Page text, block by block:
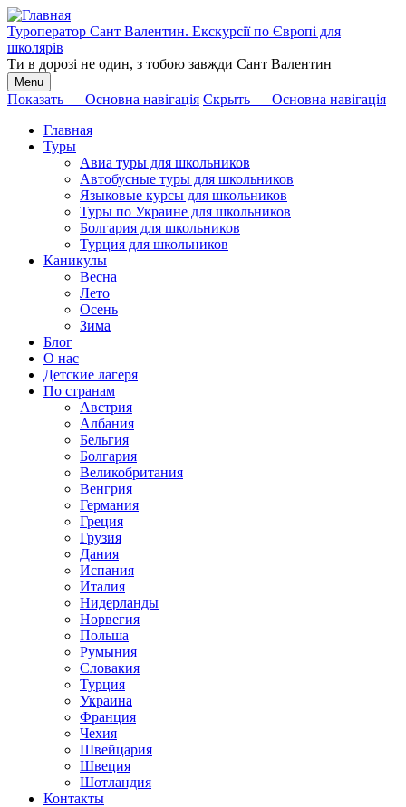
Перейти
к
основному
содержанию
Туроператор Сант Валентин. Екскурсії по Європі для
школярів
Ти в дорозі не один, з тобою завжди Сант Валентин
Menu
Основна
навігація
Показать — Основна навігація Скрыть — Основна навігація
Главная
Туры
Авиа туры для школьников
Автобусные туры для школьников
Языковые курсы для школьников
Туры по Украине для школьников
Болгария для школьников
Турция для школьников
Каникулы
Весна
Лето
Осень
Зима
Блог
О нас
Детские лагеря
По странам
Австрия
Албания
Бельгия
Болгария
Великобритания
Венгрия
Германия
Греция
Грузия
Дания
Испания
Италия
Нидерланды
Норвегия
Польша
Румыния
Словакия
Турция
Украина
Франция
Чехия
Швейцария
Швеция
Шотландия
Контакты